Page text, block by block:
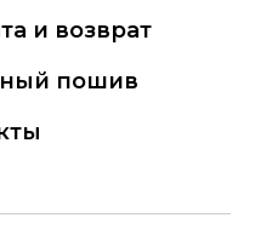
и возврат
пошив